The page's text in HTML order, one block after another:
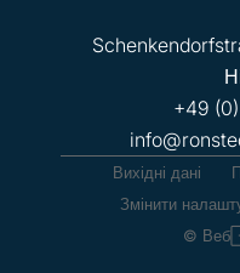
+49
Вихідні дані
Змінити
© Веб-